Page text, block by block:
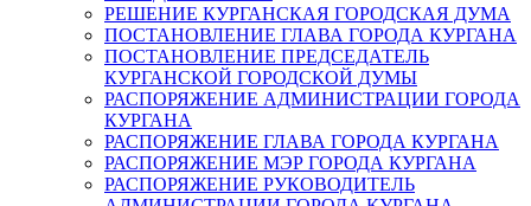
РЕШЕНИЕ КУРГАНСКАЯ ГОРОДСКАЯ ДУМА
ПОСТАНОВЛЕНИЕ ГЛАВА ГОРОДА КУРГАНА
ПОСТАНОВЛЕНИЕ ПРЕДСЕДАТЕЛЬ
КУРГАНСКОЙ ГОРОДСКОЙ ДУМЫ
РАСПОРЯЖЕНИЕ АДМИНИСТРАЦИИ ГОРОДА
КУРГАНА
РАСПОРЯЖЕНИЕ ГЛАВА ГОРОДА КУРГАНА
РАСПОРЯЖЕНИЕ МЭР ГОРОДА КУРГАНА
РАСПОРЯЖЕНИЕ РУКОВОДИТЕЛЬ